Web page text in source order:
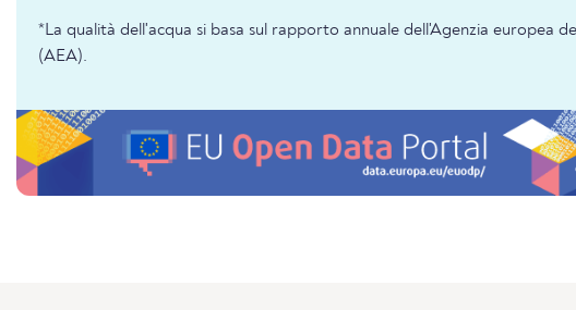
*La qualità dell'acqua si basa sul rapporto annuale dell'Agenzia europea
(AEA).